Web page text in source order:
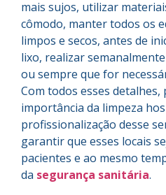
mais sujos, utilizar
cômodo, manter todos os
limpos e secos, antes de
lixo, realizar
ou sempre que for
Com todos esses
importância da limpeza
profissionalização desse
garantir que esses locais
pacientes e ao mesmo
da segurança sanitária.